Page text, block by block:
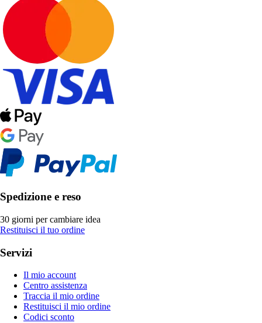
Spedizione e reso
30 giorni per cambiare idea
Restituisci il tuo ordine
Servizi
Il mio account
Centro assistenza
Traccia il mio ordine
Restituisci il mio ordine
Codici sconto